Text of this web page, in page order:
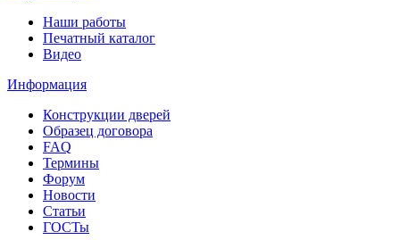
Наши работы
Печатный каталог
Видео
Информация
Конструкции дверей
Образец договора
FAQ
Термины
Форум
Новости
Статьи
ГОСТы